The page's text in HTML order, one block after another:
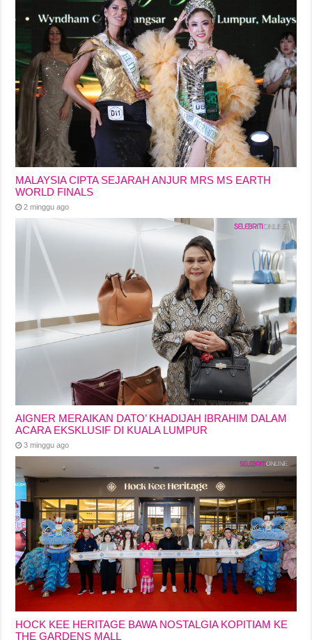
MALAYSIA CIPTA SEJARAH ANJUR MRS MS EARTH
WORLD FINALS
2 minggu ago
AIGNER MERAIKAN DATO’ KHADIJAH IBRAHIM DALAM
ACARA EKSKLUSIF DI KUALA LUMPUR
3 minggu ago
HOCK KEE HERITAGE BAWA NOSTALGIA KOPITIAM KE
THE GARDENS MALL